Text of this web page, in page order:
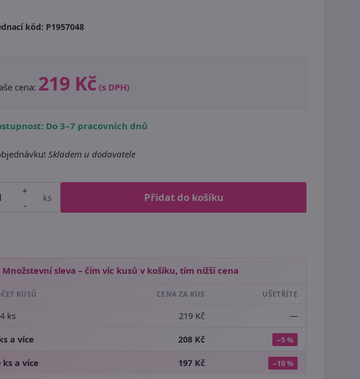
kód: P1957048
cena: 219 Kč (s DPH)
Do 3–7 pracovních dnů
Skladem u dodavatele
+
-
ks Přidat do košíku
Množstevní sleva – čím víc kusů v košíku, tím nižší cena
KUSŮ CENA ZA KUS UŠETŘÍTE
ks 219 Kč —
a více 208 Kč −5 %
ks a více 197 Kč −10 %